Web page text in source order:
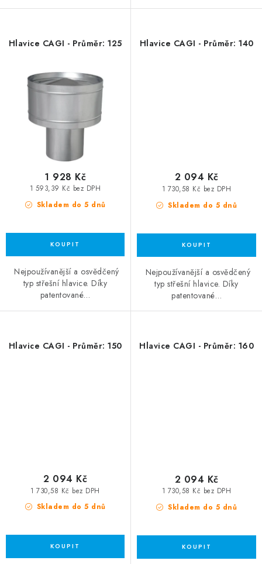
Hlavice CAGI - Průměr: 125
Skladem do 5 dnů
1 593,39 Kč bez DPH
1 928 Kč
Nejpoužívanější a osvědčený
typ střešní hlavice. Díky
patentované…
Hlavice CAGI - Průměr: 140
Skladem do 5 dnů
1 730,58 Kč bez DPH
2 094 Kč
Nejpoužívanější a osvědčený
typ střešní hlavice. Díky
patentované…
Hlavice CAGI - Průměr: 150
Skladem do 5 dnů
1 730,58 Kč bez DPH
2 094 Kč
Hlavice CAGI - Průměr: 160
Skladem do 5 dnů
1 730,58 Kč bez DPH
2 094 Kč